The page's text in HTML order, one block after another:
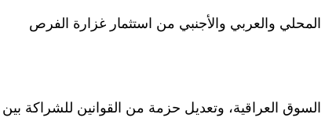
والعربي والأجنبي من استثمار غزارة الفرص
العراقية، وتعديل حزمة من القوانين للشراكة بين